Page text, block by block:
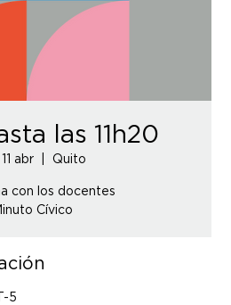
las 11h20
abr Quito
con los docentes
Cívico
5